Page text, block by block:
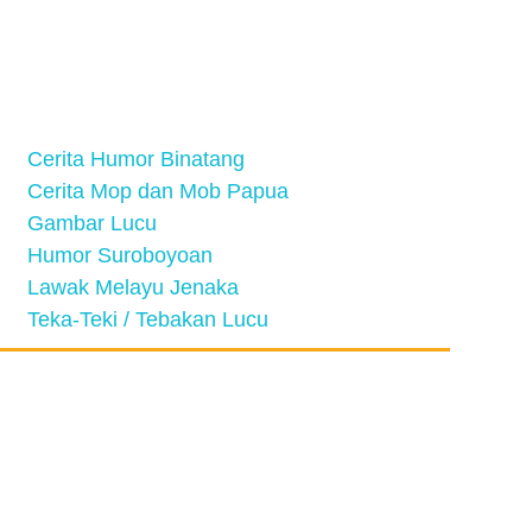
Cerita Humor Binatang
Cerita Mop dan Mob Papua
Gambar Lucu
Humor Suroboyoan
Lawak Melayu Jenaka
Teka-Teki / Tebakan Lucu